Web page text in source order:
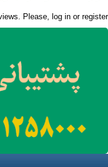
Please, log in or register